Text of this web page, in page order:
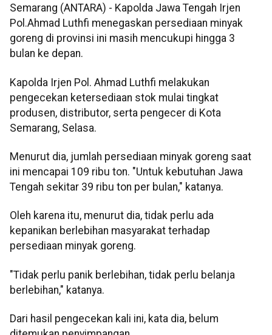
Semarang (ANTARA) - Kapolda Jawa Tengah Irjen
Pol.Ahmad Luthfi menegaskan persediaan minyak
goreng di provinsi ini masih mencukupi hingga 3
bulan ke depan.
Kapolda Irjen Pol. Ahmad Luthfi melakukan
pengecekan ketersediaan stok mulai tingkat
produsen, distributor, serta pengecer di Kota
Semarang, Selasa.
Menurut dia, jumlah persediaan minyak goreng saat
ini mencapai 109 ribu ton. "Untuk kebutuhan Jawa
Tengah sekitar 39 ribu ton per bulan," katanya.
Oleh karena itu, menurut dia, tidak perlu ada
kepanikan berlebihan masyarakat terhadap
persediaan minyak goreng.
"Tidak perlu panik berlebihan, tidak perlu belanja
berlebihan," katanya.
Dari hasil pengecekan kali ini, kata dia, belum